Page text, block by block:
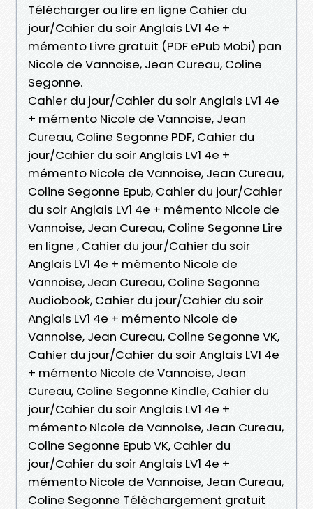
Télécharger ou lire en ligne Cahier du
jour/Cahier du soir Anglais LV1 4e +
mémento Livre gratuit (PDF ePub Mobi) pan
Nicole de Vannoise, Jean Cureau, Coline
Segonne.
Cahier du jour/Cahier du soir Anglais LV1 4e
+ mémento Nicole de Vannoise, Jean
Cureau, Coline Segonne PDF, Cahier du
jour/Cahier du soir Anglais LV1 4e +
mémento Nicole de Vannoise, Jean Cureau,
Coline Segonne Epub, Cahier du jour/Cahier
du soir Anglais LV1 4e + mémento Nicole de
Vannoise, Jean Cureau, Coline Segonne Lire
en ligne , Cahier du jour/Cahier du soir
Anglais LV1 4e + mémento Nicole de
Vannoise, Jean Cureau, Coline Segonne
Audiobook, Cahier du jour/Cahier du soir
Anglais LV1 4e + mémento Nicole de
Vannoise, Jean Cureau, Coline Segonne VK,
Cahier du jour/Cahier du soir Anglais LV1 4e
+ mémento Nicole de Vannoise, Jean
Cureau, Coline Segonne Kindle, Cahier du
jour/Cahier du soir Anglais LV1 4e +
mémento Nicole de Vannoise, Jean Cureau,
Coline Segonne Epub VK, Cahier du
jour/Cahier du soir Anglais LV1 4e +
mémento Nicole de Vannoise, Jean Cureau,
Coline Segonne Téléchargement gratuit